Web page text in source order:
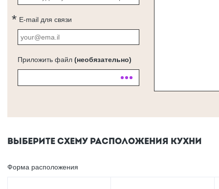
E-mail для связи
Приложить файл (необязательно)
ВЫБЕРИТЕ СХЕМУ РАСПОЛОЖЕНИЯ КУХНИ
Форма расположения